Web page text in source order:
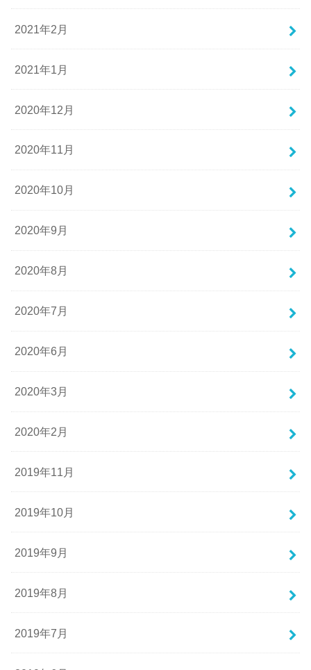
2021年2月
2021年1月
2020年12月
2020年11月
2020年10月
2020年9月
2020年8月
2020年7月
2020年6月
2020年3月
2020年2月
2019年11月
2019年10月
2019年9月
2019年8月
2019年7月